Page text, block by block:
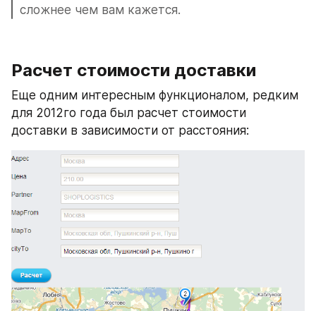
сложнее чем вам кажется.
Расчет стоимости доставки
Еще одним интересным функционалом, редким
для 2012го года был расчет стоимости
доставки в зависимости от расстояния: